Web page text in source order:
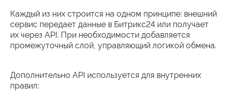
Каждый из них строится на одном принципе: внешний
сервис передает данные в Битрикс24 или получает
их через API. При необходимости добавляется
промежуточный слой, управляющий логикой обмена.
Дополнительно API используется для внутренних
правил: